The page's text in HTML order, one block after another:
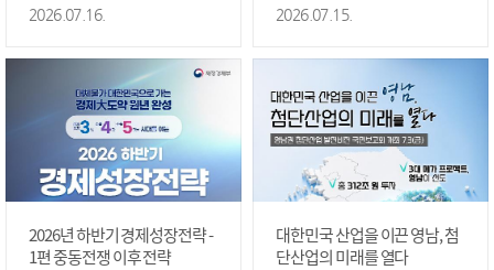
2026.07.16. 2026.07.15.
2026년 하반기 경제성장전략 -
1편 중동전쟁 이후 전략
대한민국 산업을 이끈 영남, 첨
단산업의 미래를 열다